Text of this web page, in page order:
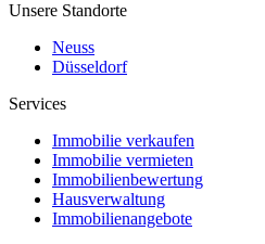
Unsere Standorte
Neuss
Düsseldorf
Services
Immobilie verkaufen
Immobilie vermieten
Immobilienbewertung
Hausverwaltung
Immobilienangebote